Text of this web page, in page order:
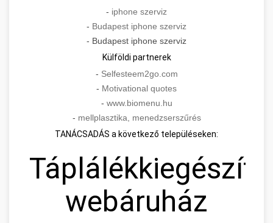
- iphone szerviz
- Budapest iphone szerviz
- Budapest iphone szerviz
Külföldi partnerek
- Selfesteem2go.com
- Motivational quotes
- www.biomenu.hu
- mellplasztika, menedzserszűrés
TANÁCSADÁS a következő településeken:
Táplálékkiegészítő
webáruház